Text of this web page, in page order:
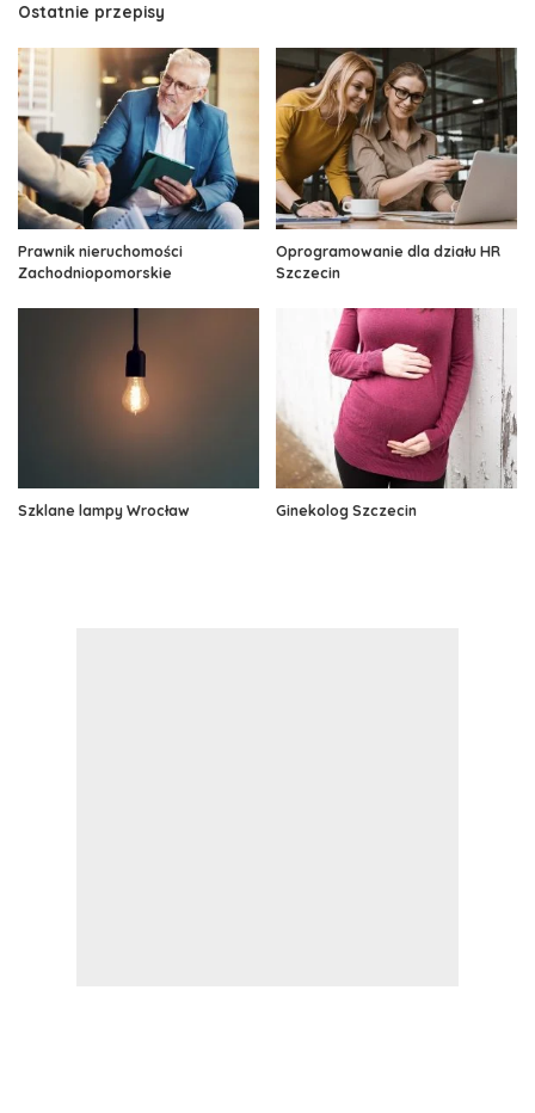
Ostatnie przepisy
Prawnik nieruchomości
Zachodniopomorskie
Oprogramowanie dla działu HR
Szczecin
Szklane lampy Wrocław Ginekolog Szczecin